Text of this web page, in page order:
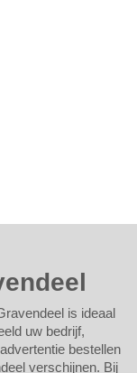
is ideaal
uw bedrijf,
bestellen
verschijnen. Bij